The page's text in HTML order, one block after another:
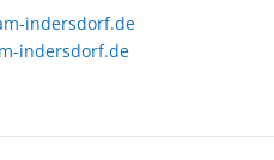
indersdorf.de
indersdorf.de